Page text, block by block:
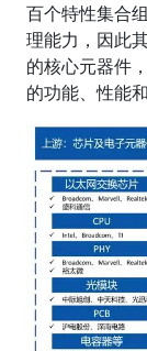
百个特性集合
理能力，因此
的核心元器件
的功能、性能